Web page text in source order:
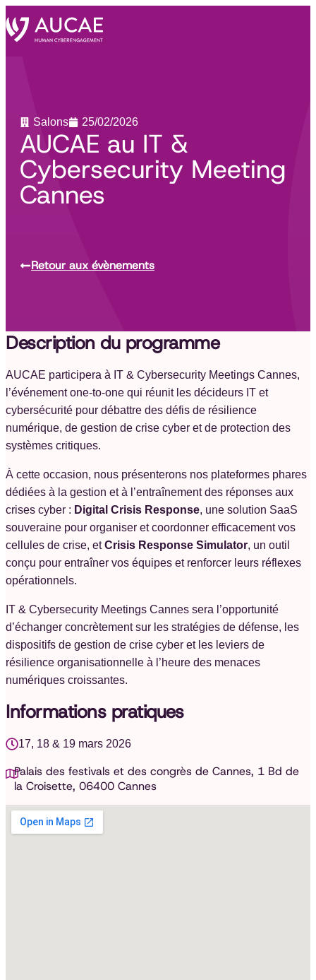
Salons 25/02/2026
AUCAE au IT &
Cybersecurity Meeting
Cannes
Retour aux évènements
Description du programme
AUCAE participera à IT & Cybersecurity Meetings Cannes,
l’événement one-to-one qui réunit les décideurs IT et
cybersécurité pour débattre des défis de résilience
numérique, de gestion de crise cyber et de protection des
systèmes critiques.
À cette occasion, nous présenterons nos plateformes phares
dédiées à la gestion et à l’entraînement des réponses aux
crises cyber : Digital Crisis Response, une solution SaaS
souveraine pour organiser et coordonner efficacement vos
cellules de crise, etCrisis Response Simulator, un outil
conçu pour entraîner vos équipes et renforcer leurs réflexes
opérationnels.
IT & Cybersecurity Meetings Cannes sera l’opportunité
d’échanger concrètement sur les stratégies de défense, les
dispositifs de gestion de crise cyber et les leviers de
résilience organisationnelle à l’heure des menaces
numériques croissantes.
Informations pratiques
17, 18 & 19 mars 2026
Palais des festivals et des congrès de Cannes, 1 Bd de
la Croisette, 06400 Cannes